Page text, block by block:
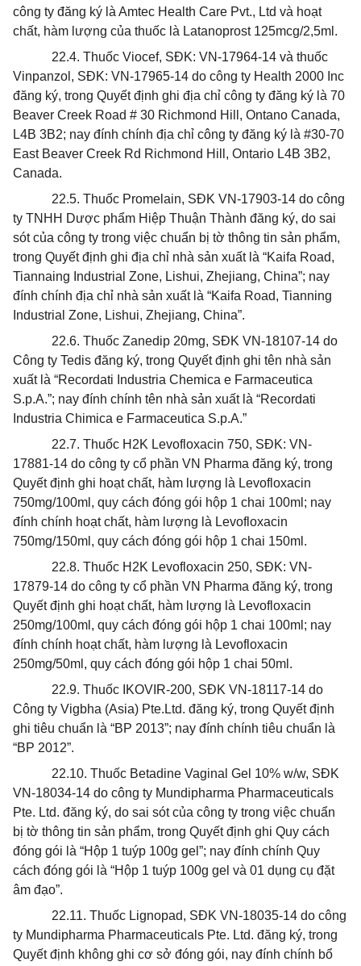
công ty đăng ký là Amtec Health Care Pvt., Ltd và hoạt
chất, hàm lượng của thuốc là Latanoprost 125mcg/2,5ml.
22.4. Thuốc Viocef, SĐK: VN-17964-14 và thuốc
Vinpanzol, SĐK: VN-17965-14 do công ty Health 2000 Inc
đăng ký, trong Quyết định ghi địa chỉ công ty đăng ký là 70
Beaver Creek Road # 30 Richmond Hill, Ontano Canada,
L4B 3B2; nay đính chính địa chỉ công ty đăng ký là #30-70
East Beaver Creek Rd Richmond Hill, Ontario L4B 3B2,
Canada.
22.5. Thuốc Promelain, SĐK VN-17903-14 do công
ty TNHH Dược phẩm Hiệp Thuận Thành đăng ký, do sai
sót của công ty trong việc chuẩn bị tờ thông tin sản phẩm,
trong Quyết định ghi địa chỉ nhà sản xuất là “Kaifa Road,
Tiannaing Industrial Zone, Lishui, Zhejiang, China”; nay
đính chính địa chỉ nhà sản xuất là “Kaifa Road, Tianning
Industrial Zone, Lishui, Zhejiang, China”.
22.6. Thuốc Zanedip 20mg, SĐK VN-18107-14 do
Công ty Tedis đăng ký, trong Quyết định ghi tên nhà sản
xuất là “Recordati Industria Chemica e Farmaceutica
S.p.A.”; nay đính chính tên nhà sản xuất là “Recordati
Industria Chimica e Farmaceutica S.p.A.”
22.7. Thuốc H2K Levofloxacin 750, SĐK: VN-
17881-14 do công ty cổ phần VN Pharma đăng ký, trong
Quyết định ghi hoạt chất, hàm lượng là Levofloxacin
750mg/100ml, quy cách đóng gói hộp 1 chai 100ml; nay
đính chính hoạt chất, hàm lượng là Levofloxacin
750mg/150ml, quy cách đóng gói hộp 1 chai 150ml.
22.8. Thuốc H2K Levofloxacin 250, SĐK: VN-
17879-14 do công ty cổ phần VN Pharma đăng ký, trong
Quyết định ghi hoạt chất, hàm lượng là Levofloxacin
250mg/100ml, quy cách đóng gói hộp 1 chai 100ml; nay
đính chính hoạt chất, hàm lượng là Levofloxacin
250mg/50ml, quy cách đóng gói hộp 1 chai 50ml.
22.9. Thuốc IKOVIR-200, SĐK VN-18117-14 do
Công ty Vigbha (Asia) Pte.Ltd. đăng ký, trong Quyết định
ghi tiêu chuẩn là “BP 2013”; nay đính chính tiêu chuẩn là
“BP 2012”.
22.10. Thuốc Betadine Vaginal Gel 10% w/w, SĐK
VN-18034-14 do công ty Mundipharma Pharmaceuticals
Pte. Ltd. đăng ký, do sai sót của công ty trong việc chuẩn
bị tờ thông tin sản phẩm, trong Quyết định ghi Quy cách
đóng gói là “Hộp 1 tuýp 100g gel”; nay đính chính Quy
cách đóng gói là “Hộp 1 tuýp 100g gel và 01 dụng cụ đặt
âm đạo”.
22.11. Thuốc Lignopad, SĐK VN-18035-14 do công
ty Mundipharma Pharmaceuticals Pte. Ltd. đăng ký, trong
Quyết định không ghi cơ sở đóng gói, nay đính chính bổ